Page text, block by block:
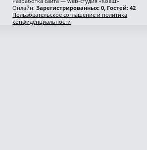
Онлайн:Зарегистрированных: 0, Гостей: 42
Пользовательское соглашение и политика
конфиденциальности